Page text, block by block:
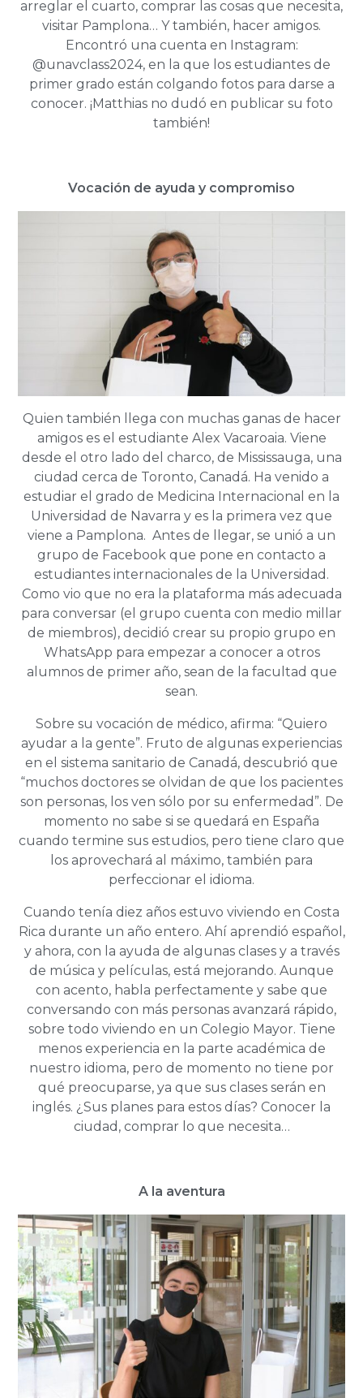
arreglar el cuarto, comprar las cosas que necesita,
visitar Pamplona… Y también, hacer amigos.
Encontró una cuenta en Instagram:
@unavclass2024, en la que los estudiantes de
primer grado están colgando fotos para darse a
conocer. ¡Matthias no dudó en publicar su foto
también!
Vocación de ayuda y compromiso
Quien también llega con muchas ganas de hacer
amigos es el estudiante Alex Vacaroaia. Viene
desde el otro lado del charco, de Mississauga, una
ciudad cerca de Toronto, Canadá. Ha venido a
estudiar el grado de Medicina Internacional en la
Universidad de Navarra y es la primera vez que
viene a Pamplona. Antes de llegar, se unió a un
grupo de Facebook que pone en contacto a
estudiantes internacionales de la Universidad.
Como vio que no era la plataforma más adecuada
para conversar (el grupo cuenta con medio millar
de miembros), decidió crear su propio grupo en
WhatsApp para empezar a conocer a otros
alumnos de primer año, sean de la facultad que
sean.
Sobre su vocación de médico, afirma: “Quiero
ayudar a la gente”. Fruto de algunas experiencias
en el sistema sanitario de Canadá, descubrió que
“muchos doctores se olvidan de que los pacientes
son personas, los ven sólo por su enfermedad”. De
momento no sabe si se quedará en España
cuando termine sus estudios, pero tiene claro que
los aprovechará al máximo, también para
perfeccionar el idioma.
Cuando tenía diez años estuvo viviendo en Costa
Rica durante un año entero. Ahí aprendió español,
y ahora, con la ayuda de algunas clases y a través
de música y películas, está mejorando. Aunque
con acento, habla perfectamente y sabe que
conversando con más personas avanzará rápido,
sobre todo viviendo en un Colegio Mayor. Tiene
menos experiencia en la parte académica de
nuestro idioma, pero de momento no tiene por
qué preocuparse, ya que sus clases serán en
inglés. ¿Sus planes para estos días? Conocer la
ciudad, comprar lo que necesita…
A la aventura